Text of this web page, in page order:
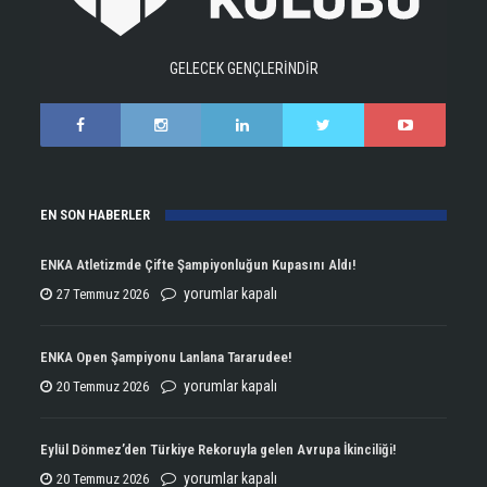
GELECEK GENÇLERİNDİR
EN SON HABERLER
ENKA Atletizmde Çifte Şampiyonluğun Kupasını Aldı!
27 Temmuz 2026
ENKA
Çifte
Şampiyonluğun
Aldı!
yorumlar kapalı
ENKA Open Şampiyonu Lanlana Tararudee!
20 Temmuz 2026
ENKA
Şampiyonu
Lanlana
yorumlar kapalı
Eylül Dönmez’den Türkiye Rekoruyla gelen Avrupa İkinciliği!
20 Temmuz 2026
Eylül
yorumlar kapalı